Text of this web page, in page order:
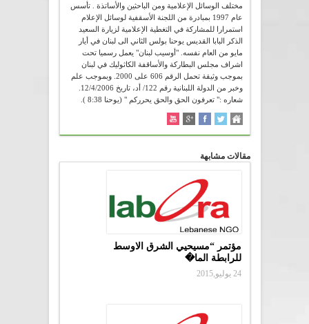
مختلف الوسائل الإعلامية ومن الباحثين والأساتذة . تأسس
عام 1997 بمبادرة من اللجنة الأسقفية لوسائل الإعلام
استمرارا للمشاركة في التغطية الإعلامية لزيارة السعيد
الذكر البابا القديس يوحنا بولس الثاني الى لبنان في أيار
مايو من العام نفسه. "أوسيب لبنان" يعمل رسميا تحت
اشراف مجلس البطاركة والأساقفة الكاثوليك في لبنان
بموجب وثيقة تحمل الرقم 606 على 2000. وبموجب علم
شعاره :" تعرفون الحق والحق يحرركم " (يوحنا 8:38 ).
مقالات مشابهة
مؤتمر “مسيحيي الشرق الاوسط
للرابطة الما�
24 يوليو,2015